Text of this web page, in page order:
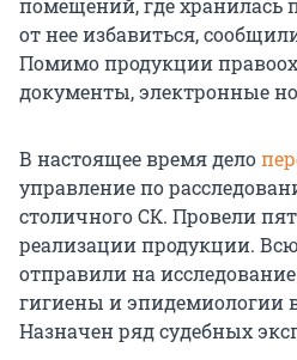
помещений, где хранилась
от нее избавиться,
Помимо продукции
документы, электронные
В настоящее время дело
управление по
столичного СК. Провели
реализации продукции.
отправили на
гигиены и эпидемиологии
Назначен ряд судебных